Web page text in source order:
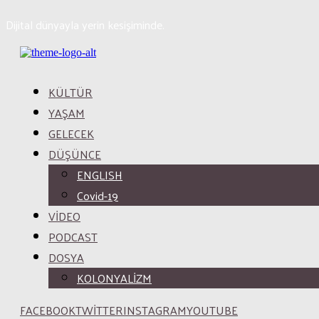
KÜLTÜR
YAŞAM
GELECEK
DÜŞÜNCE
ENGLISH
Covid-19
VİDEO
PODCAST
DOSYA
KOLONYALİZM
FACEBOOKTWITTERINSTAGRAMYOUTUBE